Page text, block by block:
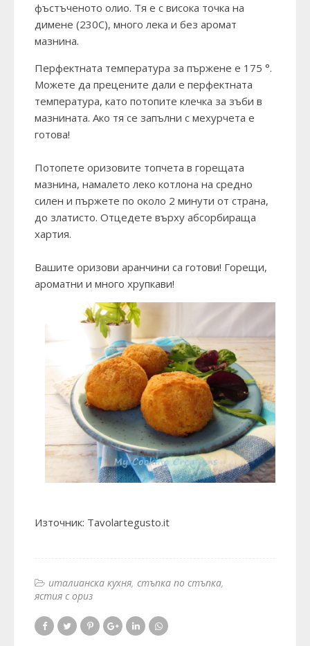
фъстъченото олио. Тя е с висока точка на
димене (230С), много лека и без аромат
мазнина.
Перфектната температура за пържене е 175 °.
Можете да прецените дали е перфектната
температура, като потопите клечка за зъби в
мазнината. Ако тя се запълни с мехурчета е
готова!
Потопете оризовите топчета в горещата
мазнина, намалето леко котлона на средно
силен и пържете по около 2 минути от страна,
до златисто. Отцедете върху абсорбираща
хартия.
Вашите оризови аранчини са готови! Горещи,
ароматни и много хрупкави!
Източник: Тavolartegusto.it
италианска кухня стъпка по стъпка
ястия с ориз